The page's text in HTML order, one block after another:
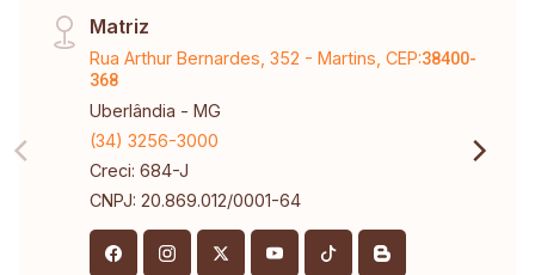
Matriz
Rua Arthur Bernardes, 352 - Martins, CEP:38400-
368
Uberlândia - MG
(34) 3256-3000
Creci: 684-J
CNPJ: 20.869.012/0001-64